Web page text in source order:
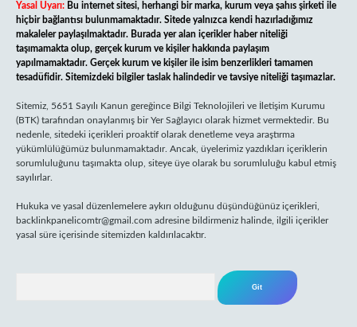
Yasal Uyarı: Bu internet sitesi, herhangi bir marka, kurum veya şahıs şirketi ile
hiçbir bağlantısı bulunmamaktadır. Sitede yalnızca kendi hazırladığımız
makaleler paylaşılmaktadır. Burada yer alan içerikler haber niteliği
taşımamakta olup, gerçek kurum ve kişiler hakkında paylaşım
yapılmamaktadır. Gerçek kurum ve kişiler ile isim benzerlikleri tamamen
tesadüfidir. Sitemizdeki bilgiler taslak halindedir ve tavsiye niteliği taşımazlar.
Sitemiz, 5651 Sayılı Kanun gereğince Bilgi Teknolojileri ve İletişim Kurumu
(BTK) tarafından onaylanmış bir Yer Sağlayıcı olarak hizmet vermektedir. Bu
nedenle, sitedeki içerikleri proaktif olarak denetleme veya araştırma
yükümlülüğümüz bulunmamaktadır. Ancak, üyelerimiz yazdıkları içeriklerin
sorumluluğunu taşımakta olup, siteye üye olarak bu sorumluluğu kabul etmiş
sayılırlar.
Hukuka ve yasal düzenlemelere aykırı olduğunu düşündüğünüz içerikleri,
backlinkpanelicomtr@gmail.com adresine bildirmeniz halinde, ilgili içerikler
yasal süre içerisinde sitemizden kaldırılacaktır.